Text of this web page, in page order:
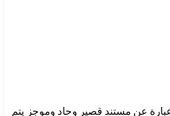
عن مستند قصير وحاد وموجز يتم